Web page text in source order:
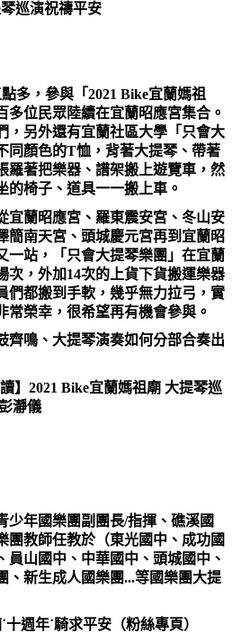
巡演祝禱平安
多，參與「2021 Bike宜蘭媽祖
多位民眾陸續在宜蘭昭應宮集合。
，另外還有宜蘭社區大學「只會大
同顏色的T恤， 背著大提琴、帶著
羅著把樂器、譜架搬上遊覽車，然
的椅子、道具一一搬上車。
宜蘭昭應宮、羅東震安宮、冬山安
簡南天宮、頭城慶元宮再到宜蘭昭
一站，「只會大提琴樂團」在宜蘭
次，外加14次的上貨下貨搬運樂器
們都搬到手軟，幾乎無力拉弓，實
常榮幸，很希望再有機會參與。
齊鳴、大提琴演奏如何分部合奏出
】 2021 Bike宜蘭媽祖廟 大提琴巡
瀞儀
少年國樂團副團長/指揮、礁溪國
團教師任教於（東光國中、成功國
員山國中、中華國中、頭城國中、
、新生成人國樂團...等國樂團大提
˙十週年˙騎求平安（粉絲專頁）